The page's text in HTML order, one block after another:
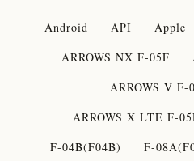
Android API Apple
ARROWS NX F-05F
ARROWS V F-
ARROWS X LTE F-
F-04B(F04B)
F-